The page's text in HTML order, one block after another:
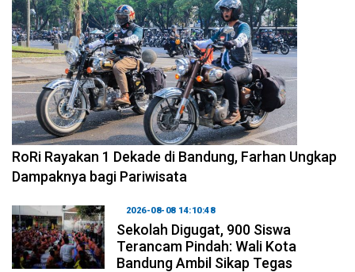
2026-08-09 09:55:44
RoRi Rayakan 1 Dekade di Bandung, Farhan Ungkap
Dampaknya bagi Pariwisata
2026-08-08 14:10:48
Sekolah Digugat, 900 Siswa
Terancam Pindah: Wali Kota
Bandung Ambil Sikap Tegas